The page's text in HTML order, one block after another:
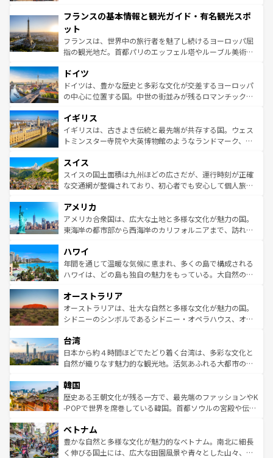
ませてくれるイタリアで、忘れられない旅をしてみよう！
なお、新着のイタリア情報は
しい。
文化が根付くこの国では、情熱的なフラメンコ、熱気あふ
れる闘牛、そして美味しいタパスが生活の一部となってい
る。首都マドリードの洗練された雰囲気や、バルセロナの
アートに溢れた街角から、地方では古代ローマ遺跡や中世
せる。地方によって風土や気候が異なるスペインはその個
性で訪れる人を魅了する。 なお、新着のスペイン情報は コ
ンテンツ一覧を参照してほしい。
フランスの基本情報と観光ガイド・有名観光スポ
ット
フランスは、世界中の旅行者を魅了し続けるヨーロッパ屈
指の観光地だ。首都パリのエッフェル塔やルーブル美術館
で、幅広い魅力が詰まっている。華麗な宮殿、歴史的な大
聖堂、美しいビーチ、そして豊かな自然が、訪れる者を心
から魅了する。また、フランスは美食の国としても知ら
いる。シャンパンの発祥地であるランス、プロヴァンスの
香り高いラベンダー畑など、多彩な楽しみ方が可能だ。さ
らに、パリ以外の地域にも魅力が溢れており、どの街角に
れる地方に足を運ぶとそれぞれで全く異なる文化を体験で
きるだろう。 なお、新着のフランス情報はコンテンツ一覧
を参照してほしい。
ドイツ
ドイツは、豊かな歴史と多彩な文化が交差するヨーロッパ
の中心に位置する国。中世の街並みが残るロマンチック街
顔を持つこの国は、どこを歩いても飽きることがない。ベ
ルリンの文化的活気、バイエルン州のアルプスの絶景、そ
してライン川沿いのワイン畑といった風景は必見。ビール
は、お酒好きな人にはぜひ体験してほしい。 なお、新着の
ドイツ情報はコンテンツ一覧を参照してほしい。
イギリス
イギリスは、古きよき伝統と最先端が共存する国。ウェス
トミンスター寺院や大英博物館のようなランドマーク、歴
リアごとに異なる魅力がある。また、優雅なアフタヌーン
ティー、ビール好きにはたまらない英国パブ、サッカー観
戦など、本場だからこそできる体験も豊富。イギリスを旅
ンツ一覧を参照してほしい。
スイス
スイスの国土面積は九州ほどの広さだが、運行時刻が正確
な交通網が整備されており、初心者でも安心して個人旅行
の建物がそのまま残る町や、スイスならではのユニークな
博物館もあり、アルプス観光だけでなく町歩きも満喫する
ことができる。国民の所得が高いため物価も高いが、旅行
ば市内交通費無料で観光を楽しむこともできる。 なお、新
着のスイス情報はコンテンツ一覧 を参照してほしい。
アメリカ
アメリカ合衆国は、広大な土地と多様な文化が魅力の国。
東海岸の都市部から西海岸のカリフォルニアまで、訪れる
のような巨大都市は、観光、ショッピング、エンターテイ
ンメントが詰まった刺激的なスポットだ。一方、アメリカ
西部には大自然が広がり、グランドキャニオンやイエロー
部のニューオーリンズでは、音楽と美食が融合した独特の
文化が魅力。旅行者はアメリカの各地域で異なる魅力を楽
しみながら、その多様性と豊かな歴史を感じることができ
ならではの贅沢な旅のスタイルだ。 なお、新着のアメリカ
情報はコンテンツ一覧を参照してほしい。
ハワイ
年間を通じて温暖な気候に恵まれ、多くの島で構成される
ハワイは、どの島も独自の魅力をもっている。大自然の神
ワイ島は見逃せない。また、定番の観光地といえばオアフ
島だが、静かな自然を求めるならマウイ島やカウアイ島が
おすすめ。エメラルドグリーンに輝く海をはじめ、豊かな
れるおもてなしの心で訪れる人々を迎えてくれるハワイの
人々、おいしいローカルフードやハワイアンミュージッ
ク、伝統的なフラダンスなど、すべてがハワイの魅力を彩
ワイを、存分に味わってほしい。 なお、新着のハワイ情報
はコンテンツ一覧を参照してほしい。
オーストラリア
オーストラリアは、壮大な自然と多様な文化が魅力の国。
シドニーのシンボルであるシドニー・オペラハウス、オー
リアリーフや大陸中央部にそびえるウルル（エアーズロッ
ク）、タスマニアの美しい原生林やケアンズの熱帯雨林な
ど、見どころがたくさん。また、カフェやワイン、オージ
いる。アクティビティも充実しており、サーフィンやダイ
ビング、ハイキングなど、アウトドア好きにはたまらな
い。オーストラリアの多彩な魅力を存分に味わいつくそ
参照してほしい。
台湾
日本から約４時間ほどでたどり着く台湾は、多彩な文化と
自然が織りなす魅力的な観光地。活気あふれる大都市の台
ン）、静ひつな山岳地帯である台湾東部など、都市の喧騒
と山間の静けさが共存しており、訪れる人に新しい発見と
驚きをもたらしてくれる。また、奥深い台湾の食文化も魅
容にもいいと評判のスイーツなど、バラエティ豊かな料理
が味わえる。 なお、新着の台湾情報は コンテンツ一覧を参
照してほしい。
韓国
歴史ある王朝文化が残る一方で、最先端のファッションやK
-POPで世界を席巻している韓国。首都ソウルの宮殿や伝統
き、地方に足を延ばせば四季折々の自然美を楽しむことが
できる。そして、キムチや焼肉、絶品のストリートフード
まで、さまざまな韓国料理が待っている。夜には、韓国な
ベトナム
豊かな自然と多様な文化が魅力的なベトナム。南北に細長
く伸びる国土には、広大な田園風景や青々とした山々、世